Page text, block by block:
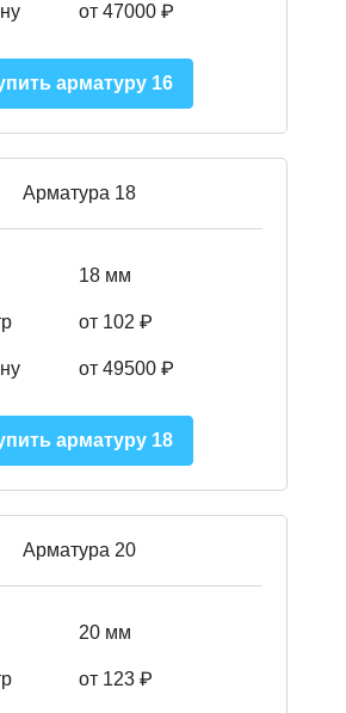
от 47000 ₽
арматуру 16
Арматура 18
18 мм
от 102 ₽
от 49500 ₽
арматуру 18
Арматура 20
20 мм
от 123 ₽